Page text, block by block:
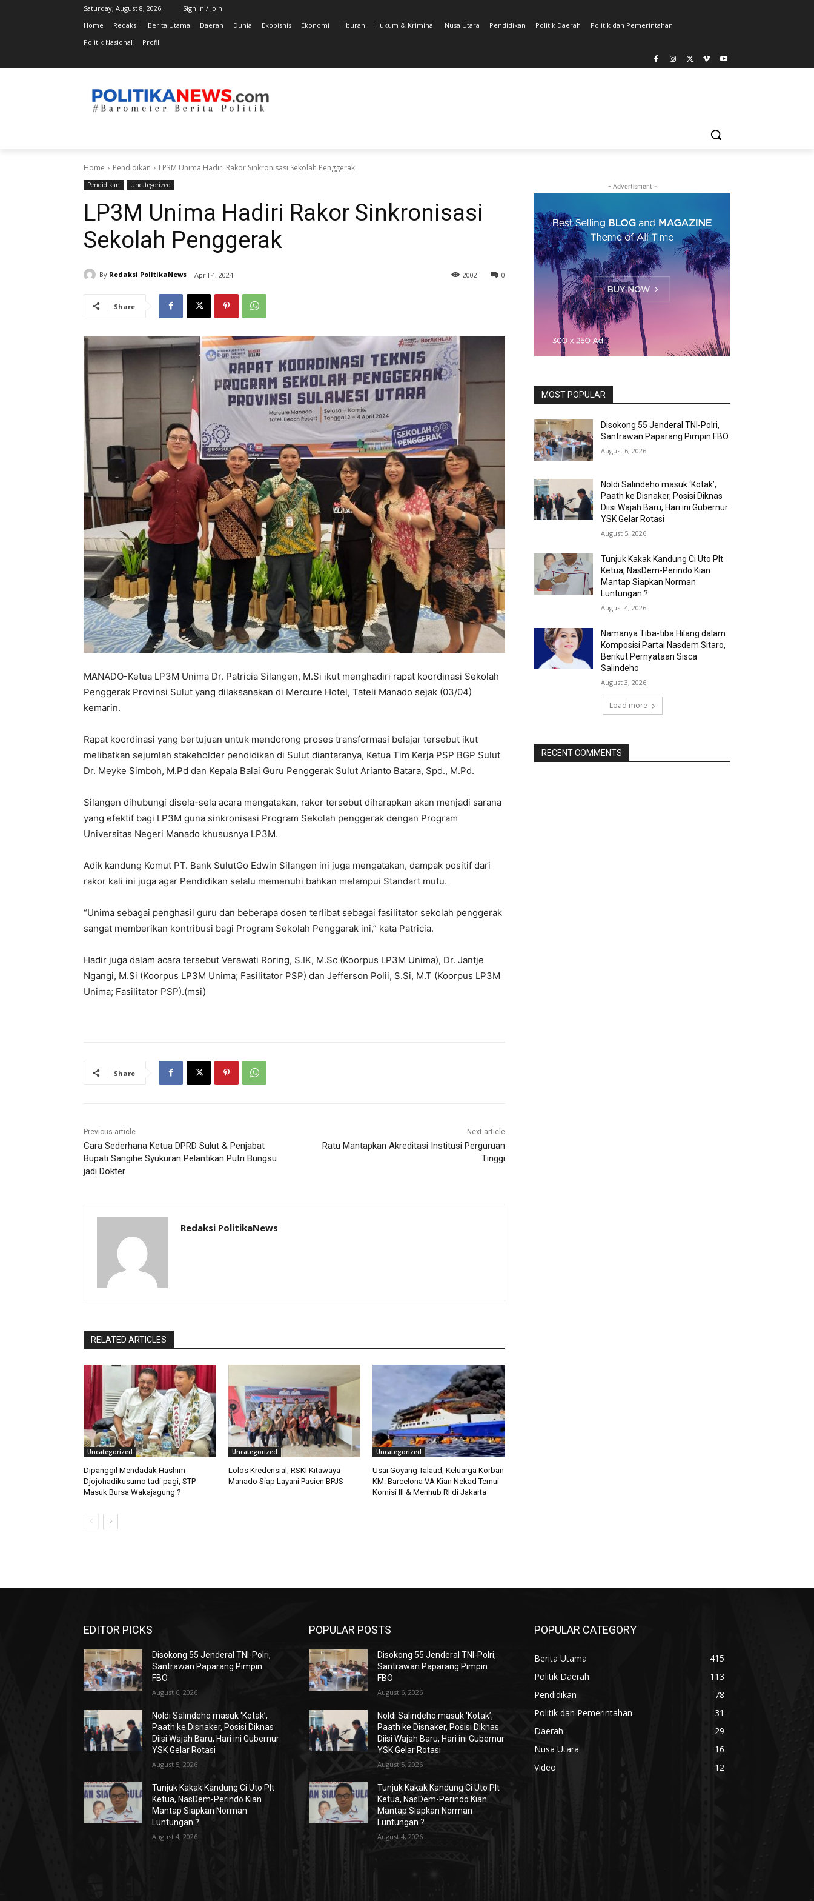
Saturday, August 8, 2026
Sign in / Join
Home
Redaksi Berita Utama Daerah Dunia Ekobisnis Ekonomi Hiburan Hukum & Kriminal Nusa Utara Pendidikan Politik Daerah
Politik dan Pemerintahan
Politik Nasional
Profil
Home Pendidikan LP3M Unima Hadiri Rakor Sinkronisasi Sekolah Penggerak
Pendidikan Uncategorized
LP3M Unima Hadiri Rakor Sinkronisasi
Sekolah Penggerak
By Redaksi PolitikaNews April 4, 2024 0
2002
Share
MANADO-Ketua LP3M Unima Dr. Patricia Silangen, M.Si ikut menghadiri rapat koordinasi Sekolah
Penggerak Provinsi Sulut yang dilaksanakan di Mercure Hotel, Tateli Manado sejak (03/04)
kemarin.
Rapat koordinasi yang bertujuan untuk mendorong proses transformasi belajar tersebut ikut
melibatkan sejumlah stakeholder pendidikan di Sulut diantaranya, Ketua Tim Kerja PSP BGP Sulut
Dr. Meyke Simboh, M.Pd dan Kepala Balai Guru Penggerak Sulut Arianto Batara, Spd., M.Pd.
Silangen dihubungi disela-sela acara mengatakan, rakor tersebut diharapkan akan menjadi sarana
yang efektif bagi LP3M guna sinkronisasi Program Sekolah penggerak dengan Program
Universitas Negeri Manado khususnya LP3M.
Adik kandung Komut PT. Bank SulutGo Edwin Silangen ini juga mengatakan, dampak positif dari
rakor kali ini juga agar Pendidikan selalu memenuhi bahkan melampui Standart mutu.
“Unima sebagai penghasil guru dan beberapa dosen terlibat sebagai fasilitator sekolah penggerak
sangat memberikan kontribusi bagi Program Sekolah Penggarak ini,” kata Patricia.
Hadir juga dalam acara tersebut Verawati Roring, S.IK, M.Sc (Koorpus LP3M Unima), Dr. Jantje
Ngangi, M.Si (Koorpus LP3M Unima; Fasilitator PSP) dan Jefferson Polii, S.Si, M.T (Koorpus LP3M
Unima; Fasilitator PSP).(msi)
Share
Previous article
Cara Sederhana Ketua DPRD Sulut & Penjabat
Bupati Sangihe Syukuran Pelantikan Putri Bungsu
jadi Dokter
Next article
Ratu Mantapkan Akreditasi Institusi Perguruan
Tinggi
Redaksi PolitikaNews
RELATED ARTICLES
Uncategorized
Dipanggil Mendadak Hashim
Djojohadikusumo tadi pagi, STP
Masuk Bursa Wakajagung ?
Uncategorized
Lolos Kredensial, RSKI Kitawaya
Manado Siap Layani Pasien BPJS
Uncategorized
Usai Goyang Talaud, Keluarga Korban
KM. Barcelona VA Kian Nekad Temui
Komisi III & Menhub RI di Jakarta
- Advertisment -
MOST POPULAR
Disokong 55 Jenderal TNI-Polri,
Santrawan Paparang Pimpin FBO
August 6, 2026
Noldi Salindeho masuk ‘Kotak’,
Paath ke Disnaker, Posisi Diknas
Diisi Wajah Baru, Hari ini Gubernur
YSK Gelar Rotasi
August 5, 2026
Tunjuk Kakak Kandung Ci Uto Plt
Ketua, NasDem-Perindo Kian
Mantap Siapkan Norman
Luntungan ?
August 4, 2026
Namanya Tiba-tiba Hilang dalam
Komposisi Partai Nasdem Sitaro,
Berikut Pernyataan Sisca
Salindeho
August 3, 2026
Load more
RECENT COMMENTS
EDITOR PICKS
Disokong 55 Jenderal TNI-Polri,
Santrawan Paparang Pimpin
FBO
August 6, 2026
Noldi Salindeho masuk ‘Kotak’,
Paath ke Disnaker, Posisi Diknas
Diisi Wajah Baru, Hari ini Gubernur
YSK Gelar Rotasi
August 5, 2026
Tunjuk Kakak Kandung Ci Uto Plt
Ketua, NasDem-Perindo Kian
Mantap Siapkan Norman
Luntungan ?
August 4, 2026
POPULAR POSTS
Disokong 55 Jenderal TNI-Polri,
Santrawan Paparang Pimpin
FBO
August 6, 2026
Noldi Salindeho masuk ‘Kotak’,
Paath ke Disnaker, Posisi Diknas
Diisi Wajah Baru, Hari ini Gubernur
YSK Gelar Rotasi
August 5, 2026
Tunjuk Kakak Kandung Ci Uto Plt
Ketua, NasDem-Perindo Kian
Mantap Siapkan Norman
Luntungan ?
August 4, 2026
POPULAR CATEGORY
Berita Utama
415
Politik Daerah
113
Pendidikan
78
Politik dan Pemerintahan
31
Daerah
29
Nusa Utara
16
Video
12